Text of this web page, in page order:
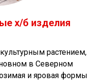
х/б изделия
растением,
в Северном
и яровая формы